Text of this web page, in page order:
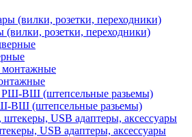
(вилки, розетки, переходники)
ВШ (штепсельные разьемы)
USB адаптеры, аксессуары